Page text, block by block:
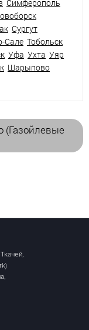
Симферополь
Сургут
Сале Тобольск
Уфа Ухта Уяр
Шарыпово
(Газойлевые